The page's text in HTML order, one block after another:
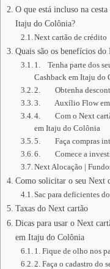
O que está incluso na
Itaju do Colônia?
Next cartão de crédito
Quais são os benefícios
1. Tenha parte dos
Cashback em Itaju do
2. Obtenha
3. Auxílio Flow em
4. Com o Next
em Itaju do Colônia
5. Faça compras
6. Comece a
Next Alocação |
Como solicitar o seu Next
Sac para deficientes
Taxas do Next cartão
Dicas para usar o Next
em Itaju do Colônia
1. Fique de olho nos
2. Faça o cadastro do